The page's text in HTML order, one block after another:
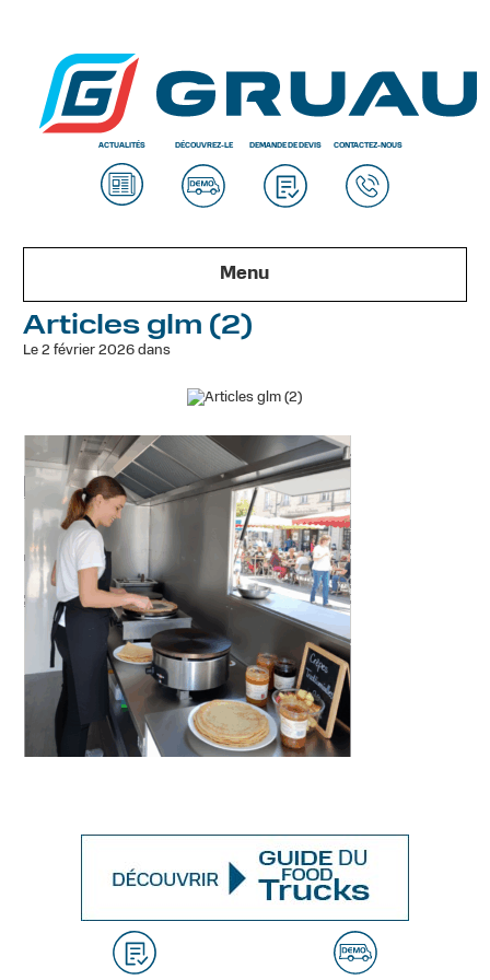
ACTUALITÉS DÉCOUVREZ-LE DEMANDE DE DEVIS CONTACTEZ-NOUS
Menu
Articles glm (2)
Le 2 février 2026 dans